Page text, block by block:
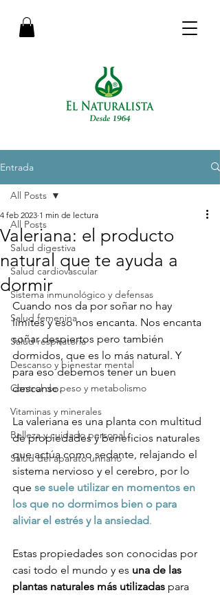
Entrada
All Posts
Salud digestiva
Salud cardiovascular
Sistema inmunológico y defensas
Salud femenina
Salud respiratoria
Descanso y bienestar mental
Control de peso y metabolismo
Vitaminas y minerales
Belleza y cuidado personal
Salud del aparato urinario
All Posts
Valeriana: el producto
natural que te ayuda a
dormir
4 feb 2023 1 min de lectura
Cuando nos da por soñar no hay
límites y eso nos encanta. Nos encanta
soñar despiertos pero también
dormidos, que es lo más natural. Y
para eso debemos tener un buen
descanso.
La valeriana es una planta con multitud
de propiedades y beneficios naturales
que actúa como sedante, relajando el
sistema nervioso y el cerebro, por lo
que se suele utilizar en momentos en
los que no dormimos bien o para
aliviar el estrés y la ansiedad.
Estas propiedades son conocidas por
casi todo el mundo y es una de las
plantas naturales más utilizadas para